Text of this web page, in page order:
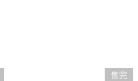
售完